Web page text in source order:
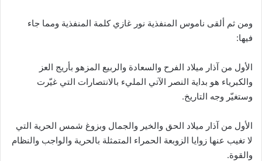
ومن ثم ألقى ناموس المنفذية نور غازي كلمة المنفذية ومما جاء
فيها:
الأول من آذار ميلاد الفرح والسعادة والربيع المزهو بأريج العز
والكبرياء هو بداية النصر الآتي المليء بالانتصارات التي غيّرت
وستغيّر وجه التاريخ.
الأول من آذار ميلاد الحق والخير والجمال وبزوغ شمس الحرية التي
لا تغيب عنها زوايا الزوبعة الحمراء المتمثلة بالحرية والواجب والنظام
والقوة.